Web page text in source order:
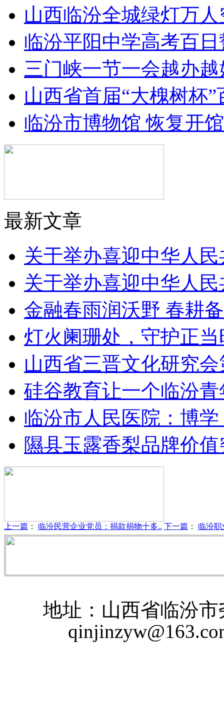
山西临汾全城绿灯万
临汾平阳中学高考百
三门峡一节一会越办越
山西省首届“大槐树杯
临汾市博物馆 恢复开
最新文章
关于举办喜迎中华人
关于举办喜迎中华人
金融春雨润沃野 春耕
灯火阑珊处，守护正
山西省三晋文化研究
硅谷教育让一个临汾
临汾市人民医院：博
隰县玉露香梨品牌价
上一篇 ： 临汾民营企业党员：捐款捐物十多.. 下一篇 ： 临汾
地址：山西省临汾